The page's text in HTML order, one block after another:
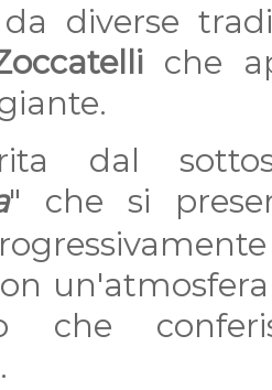
da diverse
che
dal
" che si
che